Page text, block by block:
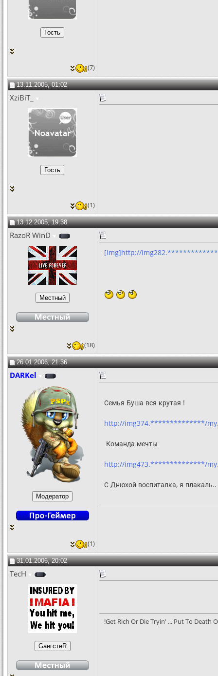
(7)
13.11.2005, 01:02
XziBiT_
(1)
13.12.2005, 19:38
RazoR WinD
[img]http://
(18)
26.01.2006, 21:36
DARKel
Семья Буша вся крутая !
http://img374.**************/
Команда мечты
http://img473.**************/
С Днюхой воспиталка, я плакаль..
(1)
31.01.2006, 20:02
TecH
!Get Rich Or Die Tryin' ... Put To Death